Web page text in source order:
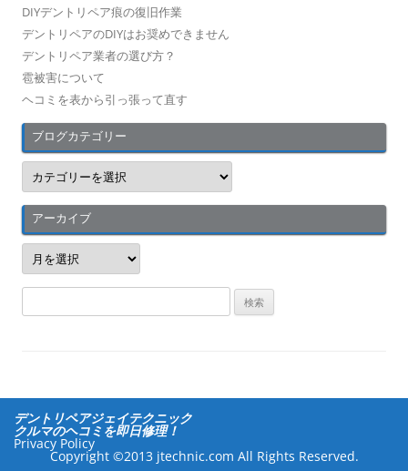
DIYデントリペア痕の復旧作業
デントリペアのDIYはお奨めできません
デントリペア業者の選び方？
雹被害について
ヘコミを表から引っ張って直す
ブログカテゴリー
ブ
ロ
グ
カ
テ
ゴ
リ
アーカイブ
ア
ー
カ
イ
索
デントリペアジェイテクニック
クルマのヘコミを即日修理！
Privacy Policy
Copyright ©2013 jtechnic.com All Rights Reserved.